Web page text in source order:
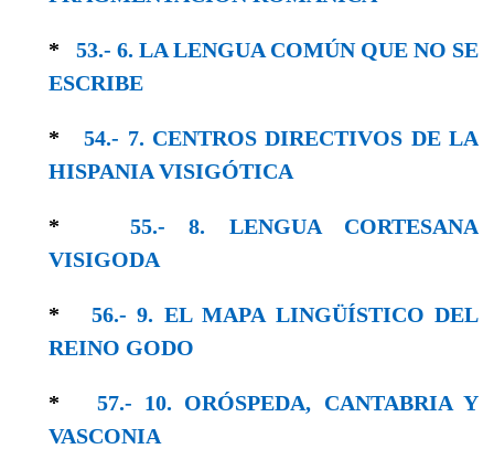
* 53.- 6. LA LENGUA COMÚN QUE NO SE
ESCRIBE
*54.- 7. CENTROS DIRECTIVOS DE LA
HISPANIA VISIGÓTICA
* 55.- 8. LENGUA CORTESANA
VISIGODA
* 56.- 9. EL MAPA LINGÜÍSTICO DEL
REINO GODO
* 57.- 10. ORÓSPEDA, CANTABRIA Y
VASCONIA